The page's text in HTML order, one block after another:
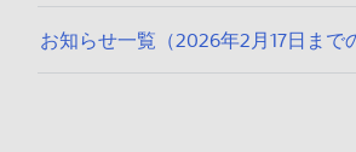
お知らせ一覧（2026年2月17日まで